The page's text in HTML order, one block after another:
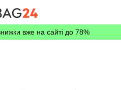
вже на сайті до 78%